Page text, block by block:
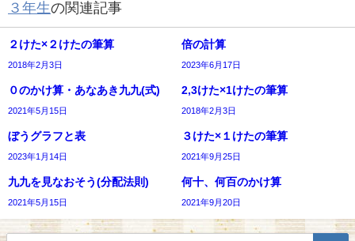
３年生の関連記事
２けた×２けたの筆算
2018年2月3日
倍の計算
2023年6月17日
０のかけ算・あなあき九九(式)
2021年5月15日
2,3けた×1けたの筆算
2018年2月3日
ぼうグラフと表
2023年1月14日
３けた×１けたの筆算
2021年9月25日
九九を見なおそう(分配法則)
2021年5月15日
何十、何百のかけ算
2021年9月20日